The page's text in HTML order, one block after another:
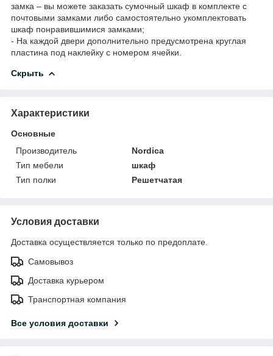
замка – вы можете заказать сумочный шкаф в комплекте с
почтовыми замками либо самостоятельно укомплектовать
шкаф понравившимися замками;
- На каждой двери дополнительно предусмотрена круглая
пластина под наклейку с номером ячейки.
Скрыть
Характеристики
Основные
Производитель
Nordica
Тип мебели
шкаф
Тип полки
Решетчатая
Условия доставки
Доставка осуществляется только по предоплате.
Самовывоз
Доставка курьером
Транспортная компания
Все условия доставки